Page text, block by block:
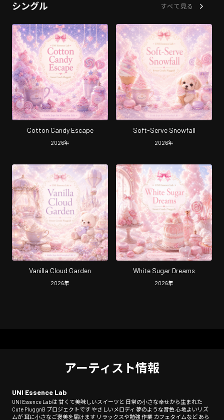
シングル すべて見る
Cotton Candy Escape
2026年
Soft-Serve Snowfall
2026年
Vanilla Cloud Garden
2026年
White Sugar Dreams
2026年
アーティスト情報
UNI Essence Lab
UNI Essence Labは 甘くて美味しいスイーツと 日常の小さな幸せから生まれた
Cute PluggnB プロジェクトです やさしいメロディ 夢のような音色 心地よいリズ
ムが 耳に小さなご褒美を届けます リラックスや勉強 作業 カフェタイムなど あら